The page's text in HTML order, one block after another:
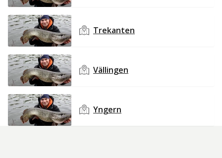
Trekanten
Vällingen
Yngern